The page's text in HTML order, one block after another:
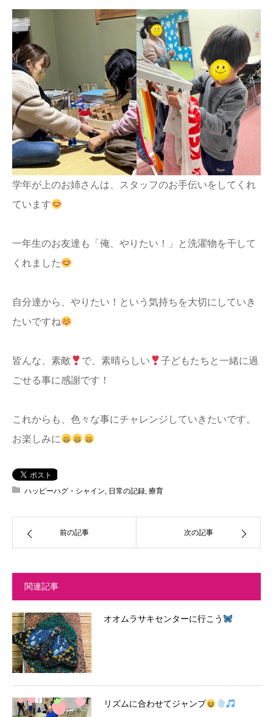
学年が上のお姉さんは、スタッフのお手伝いをしてくれ
ています
一年生のお友達も「俺、やりたい！」と洗濯物を干して
くれました
自分達から、やりたい！という気持ちを大切にしていき
たいですね
皆んな、素敵 で、素晴らしい
子どもたちと一緒に過
ごせる事に感謝です！
これからも、色々な事にチャレンジしていきたいです。
お楽しみに
ハッピーハグ・シャイン, 日常の記録, 療育
前の記事 次の記事
関連記事
オオムラサキセンターに行こう
リズムに合わせてジャンプ